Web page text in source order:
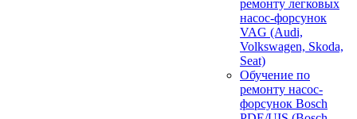
ремонту легковых
насос-форсунок
VAG (Audi,
Volkswagen, Skoda,
Seat)
Обучение по
ремонту насос-
форсунок Bosch